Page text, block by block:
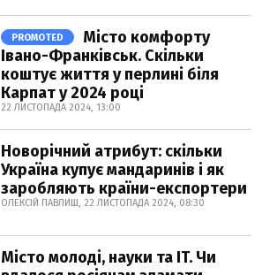
PROMOTED
Місто комфорту
Івано-Франківськ. Скільки
коштує життя у перлині біля
Карпат у 2024 році
22 ЛИСТОПАДА 2024, 13:00
Новорічний атрибут: скільки
Україна купує мандаринів і як
заробляють країни-експортери
ОЛЕКСІЙ ПАВЛИШ, 22 ЛИСТОПАДА 2024, 08:30
Місто молоді, науки та IT. Чи